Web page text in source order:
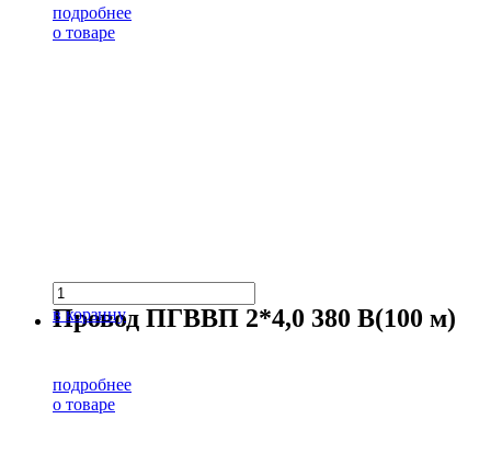
подробнее
о товаре
в корзину
Провод ПГВВП 2*4,0 380 В(100 м)
подробнее
о товаре